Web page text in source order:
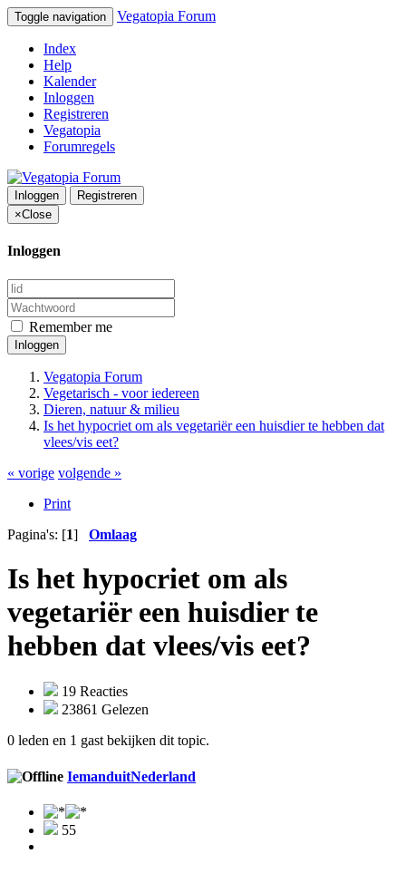
Toggle navigation Vegatopia Forum
Index
Help
Kalender
Inloggen
Registreren
Vegatopia
Forumregels
Inloggen
Registreren
×Close
Inloggen
Remember me
Inloggen
Vegatopia Forum
Vegetarisch - voor iedereen
Dieren, natuur & milieu
Is het hypocriet om als vegetariër een huisdier te hebben dat
vlees/vis eet?
« vorige volgende »
Print
Pagina's: [1] Omlaag
Is het hypocriet om als
vegetariër een huisdier te
hebben dat vlees/vis eet?
19 Reacties
23861 Gelezen
0 leden en 1 gast bekijken dit topic.
IemanduitNederland
55